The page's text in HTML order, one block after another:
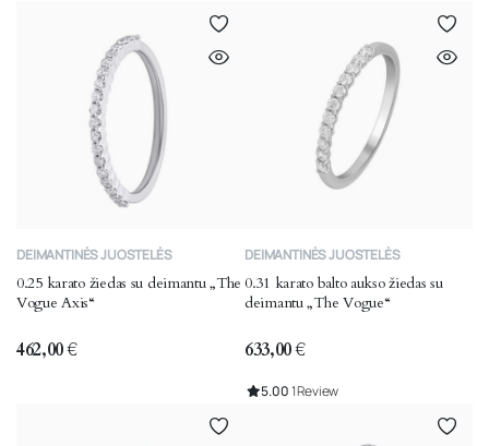
product
has
multiple
variants.
DEIMANTINĖS JUOSTELĖS
0.25 karato žiedas su deimantu „The
Vogue Axis“
462,00€
product
has
variants.
options
DEIMANTINĖS JUOSTELĖS
0.31 karato balto aukso žiedas su
deimantu „The Vogue“
633,00€
5.001 Review